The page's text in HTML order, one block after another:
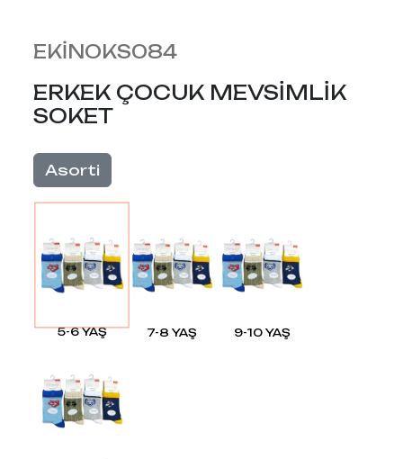
EKİNOKS084
ERKEK ÇOCUK MEVSİMLİK
SOKET
Asorti
5-6 YAŞ 7-8 YAŞ 9-10 YAŞ